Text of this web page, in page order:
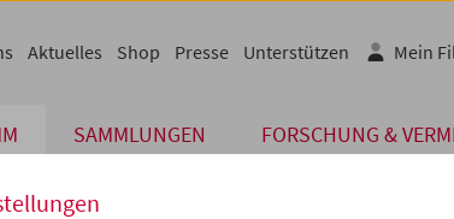
SAMMLUNGEN FORSCHUNG &
Aktuelles Shop Presse Unterstützen Mein